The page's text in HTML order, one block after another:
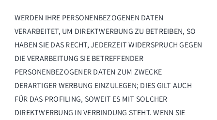
WERDEN IHRE PERSONENBEZOGENEN DATEN
VERARBEITET, UM DIREKTWERBUNG ZU BETREIBEN, SO
HABEN SIE DAS RECHT, JEDERZEIT WIDERSPRUCH GEGEN
DIE VERARBEITUNG SIE BETREFFENDER
PERSONENBEZOGENER DATEN ZUM ZWECKE
DERARTIGER WERBUNG EINZULEGEN; DIES GILT AUCH
FÜR DAS PROFILING, SOWEIT ES MIT SOLCHER
DIREKTWERBUNG IN VERBINDUNG STEHT. WENN SIE